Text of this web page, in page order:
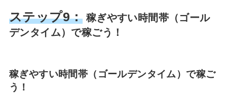
ステップ9： 稼ぎやすい時間帯（ゴール
デンタイム）で稼ごう！
稼ぎやすい時間帯（ゴールデンタイム）で稼ご
う！